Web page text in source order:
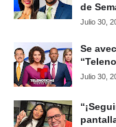
de
Julio 30,
Se
Julio 30,